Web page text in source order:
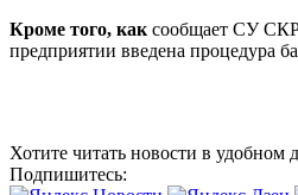
Кроме того, как сообщает СУ
предприятии введена процедура
Хотите читать новости в удобном
Подпишитесь: